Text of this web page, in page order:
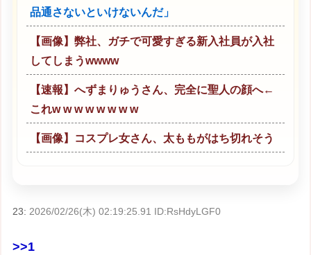
品通さないといけないんだ」
【画像】弊社、ガチで可愛すぎる新入社員が入社
してしまうwwww
【速報】へずまりゅうさん、完全に聖人の顔へ←
これw w w w w w w w
【画像】コスプレ女さん、太ももがはち切れそう
23: 2026/02/26(木) 02:19:25.91 ID:RsHdyLGF0
>>1